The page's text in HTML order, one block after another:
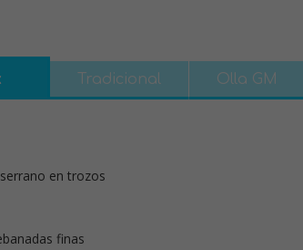
Tradicional Olla GM
en trozos
finas